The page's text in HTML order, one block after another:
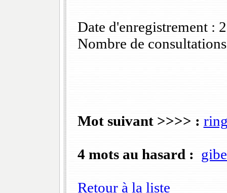
Date d'enregistrement :
Nombre de
Mot suivant >>>> :
4 mots au hasard :
Retour à la liste